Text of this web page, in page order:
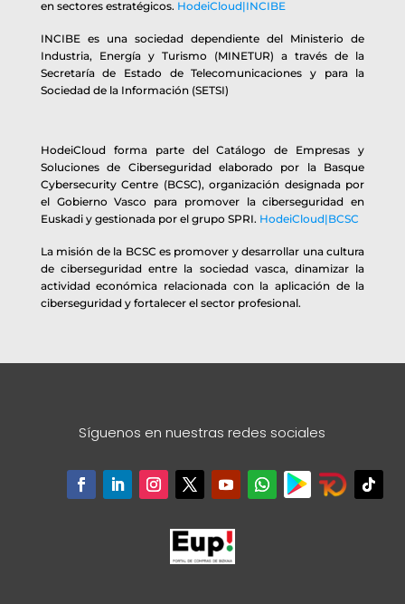
en sectores estratégicos. HodeiCloud|INCIBE
INCIBE es una sociedad dependiente del Ministerio de
Industria, Energía y Turismo (MINETUR) a través de la
Secretaría de Estado de Telecomunicaciones y para la
Sociedad de la Información (SETSI)
HodeiCloud forma parte del Catálogo de Empresas y
Soluciones de Ciberseguridad elaborado por la Basque
Cybersecurity Centre (BCSC), organización designada por
el Gobierno Vasco para promover la ciberseguridad en
Euskadi y gestionada por el grupo SPRI. HodeiCloud|BCSC
La misión de la BCSC es promover y desarrollar una cultura
de ciberseguridad entre la sociedad vasca, dinamizar la
actividad económica relacionada con la aplicación de la
ciberseguridad y fortalecer el sector profesional.
Síguenos en nuestras redes sociales